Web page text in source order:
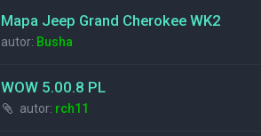
Mapa Jeep Grand Cherokee WK2
autor: Busha
WOW 5.00.8 PL
autor: rch11